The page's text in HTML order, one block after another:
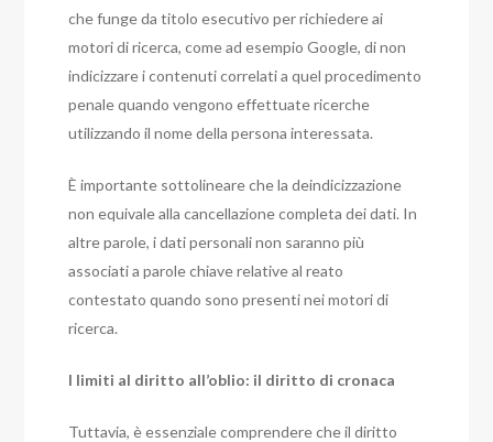
che funge da titolo esecutivo per richiedere ai
motori di ricerca, come ad esempio Google, di non
indicizzare i contenuti correlati a quel procedimento
penale quando vengono effettuate ricerche
utilizzando il nome della persona interessata.
È importante sottolineare che la deindicizzazione
non equivale alla cancellazione completa dei dati. In
altre parole, i dati personali non saranno più
associati a parole chiave relative al reato
contestato quando sono presenti nei motori di
ricerca.
I limiti al diritto all’oblio: il diritto di cronaca
Tuttavia, è essenziale comprendere che il diritto